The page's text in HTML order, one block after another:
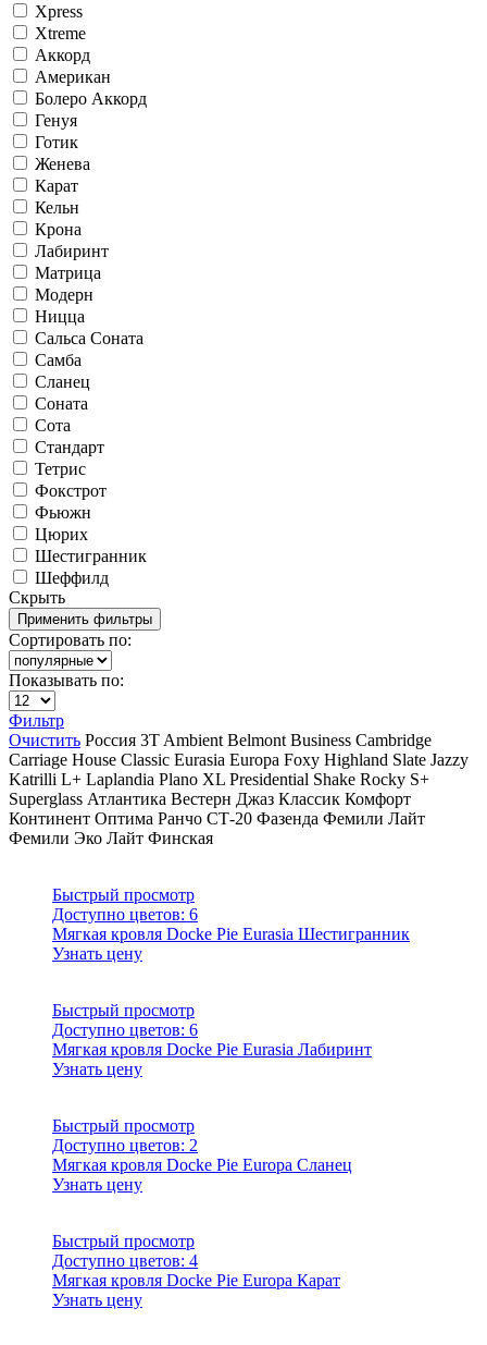
Xpress
Xtreme
Аккорд
Американ
Болеро Аккорд
Генуя
Готик
Женева
Карат
Кельн
Крона
Лабиринт
Матрица
Модерн
Ницца
Сальса Соната
Самба
Сланец
Соната
Сота
Стандарт
Тетрис
Фокстрот
Фьюжн
Цюрих
Шестигранник
Шеффилд
Скрыть
Сортировать по:
Показывать по:
Фильтр
Очистить Россия 3T Ambient Belmont Business Cambridge
Carriage House Classic Eurasia Europa Foxy Highland Slate Jazzy
Katrilli L+ Laplandia Plano XL Presidential Shake Rocky S+
Superglass Атлантика Вестерн Джаз Классик Комфорт
Континент Оптима Ранчо СТ-20 Фазенда Фемили Лайт
Фемили Эко Лайт Финская
Быстрый просмотр
Доступно цветов: 6
Мягкая кровля Docke Pie Eurasia Шестигранник
Узнать цену
Быстрый просмотр
Доступно цветов: 6
Мягкая кровля Docke Pie Eurasia Лабиринт
Узнать цену
Быстрый просмотр
Доступно цветов: 2
Мягкая кровля Docke Pie Europa Сланец
Узнать цену
Быстрый просмотр
Доступно цветов: 4
Мягкая кровля Docke Pie Europa Карат
Узнать цену